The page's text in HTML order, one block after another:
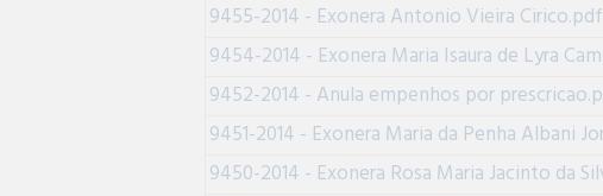
9455-2014 - Exonera Antonio Vieira Cirico.pdf
9454-2014 - Exonera Maria Isaura de Lyra
9452-2014 - Anula empenhos por
9451-2014 - Exonera Maria da Penha Albani
9450-2014 - Exonera Rosa Maria Jacinto da